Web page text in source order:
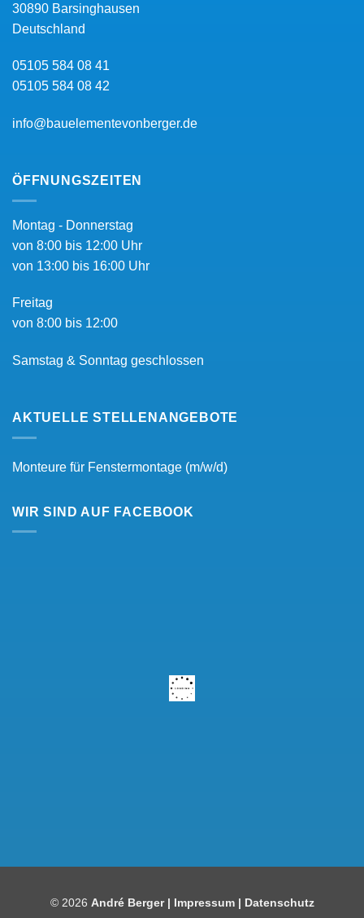
30890 Barsinghausen
Deutschland
05105 584 08 41
05105 584 08 42
info@bauelementevonberger.de
ÖFFNUNGSZEITEN
Montag - Donnerstag
von 8:00 bis 12:00 Uhr
von 13:00 bis 16:00 Uhr
Freitag
von 8:00 bis 12:00
Samstag & Sonntag geschlossen
AKTUELLE STELLENANGEBOTE
Monteure für Fenstermontage (m/w/d)
WIR SIND AUF FACEBOOK
© 2026 André Berger | Impressum| Datenschutz
Empfehlungen auf